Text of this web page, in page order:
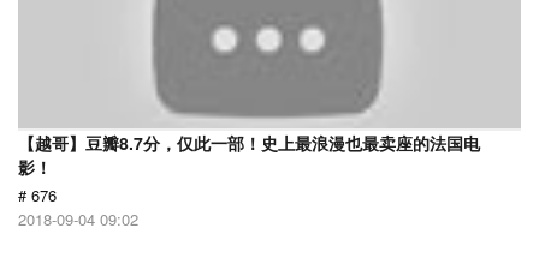
【越哥】豆瓣8.7分，仅此一部！史上最浪漫也最卖座的法国电
影！
# 676
2018-09-04 09:02